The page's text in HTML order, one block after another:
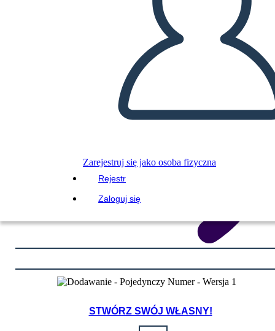
Zarejestruj się jako osoba fizyczna
Rejestr
Zaloguj się
STWÓRZ SWÓJ WŁASNY!